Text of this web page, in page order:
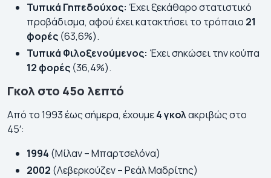
Τυπικά Γηπεδούχος: Έχει ξεκάθαρο στατιστικό
προβάδισμα, αφού έχει κατακτήσει το τρόπαιο 21
φορές (63,6%).
Τυπικά Φιλοξενούμενος: Έχει σηκώσει την κούπα
12 φορές (36,4%).
Γκολ στο 45ο λεπτό
Από το 1993 έως σήμερα, έχουμε4 γκολακριβώς στο
45′:
1994 (Μίλαν – Μπαρτσελόνα)
2002 (Λεβερκούζεν – Ρεάλ Μαδρίτης)